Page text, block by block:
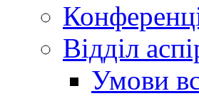
Відділ
Умови